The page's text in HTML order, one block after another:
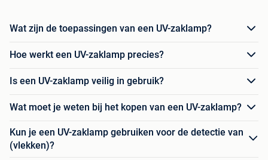
Wat zijn de toepassingen van een UV-zaklamp?
Hoe werkt een UV-zaklamp precies?
Is een UV-zaklamp veilig in gebruik?
Wat moet je weten bij het kopen van een UV-zaklamp?
Kun je een UV-zaklamp gebruiken voor de detectie van
(vlekken)?